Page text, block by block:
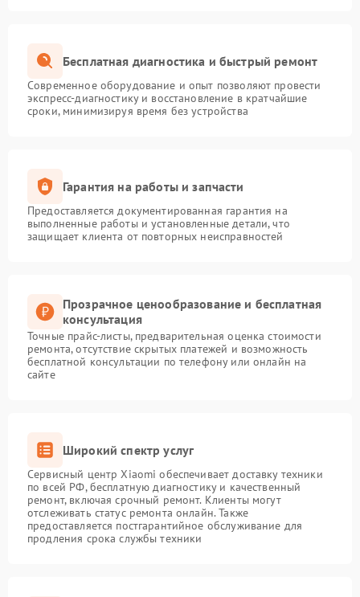
Бесплатная диагностика и быстрый ремонт
Современное оборудование и опыт позволяют провести
экспресс-диагностику и восстановление в кратчайшие
сроки, минимизируя время без устройства
Гарантия на работы и запчасти
Предоставляется документированная гарантия на
выполненные работы и установленные детали, что
защищает клиента от повторных неисправностей
Прозрачное ценообразование и бесплатная
консультация
Точные прайс-листы, предварительная оценка стоимости
ремонта, отсутствие скрытых платежей и возможность
бесплатной консультации по телефону или онлайн на
сайте
Широкий спектр услуг
Сервисный центр Xiaomi обеспечивает доставку техники
по всей РФ, бесплатную диагностику и качественный
ремонт, включая срочный ремонт. Клиенты могут
отслеживать статус ремонта онлайн. Также
предоставляется постгарантийное обслуживание для
продления срока службы техники